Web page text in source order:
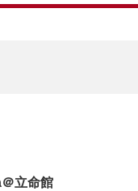
立命館